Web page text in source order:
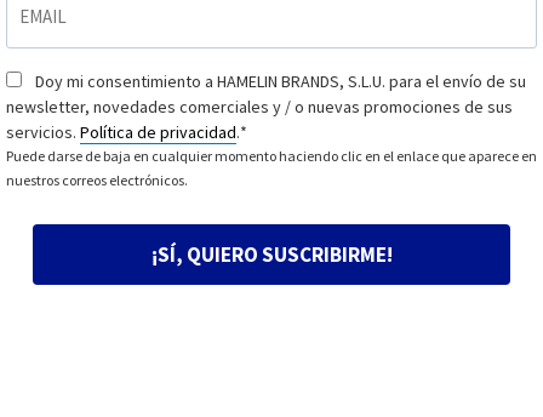
Consentimiento*
Doy mi consentimiento a HAMELIN BRANDS, S.L.U. para el envío de su
newsletter, novedades comerciales y / o nuevas promociones de sus
servicios. Política de privacidad.*
Puede darse de baja en cualquier momento haciendo clic en el enlace que aparece en
nuestros correos electrónicos.